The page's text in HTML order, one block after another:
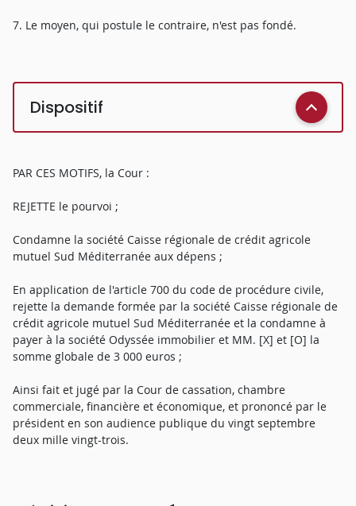
7. Le moyen, qui postule le contraire, n'est pas fondé.
Dispositif
PAR CES MOTIFS, la Cour :
REJETTE le pourvoi ;
Condamne la société Caisse régionale de crédit agricole
mutuel Sud Méditerranée aux dépens ;
En application de l'article 700 du code de procédure civile,
rejette la demande formée par la société Caisse régionale de
crédit agricole mutuel Sud Méditerranée et la condamne à
payer à la société Odyssée immobilier et MM. [X] et [O] la
somme globale de 3 000 euros ;
Ainsi fait et jugé par la Cour de cassation, chambre
commerciale, financière et économique, et prononcé par le
président en son audience publique du vingt septembre
deux mille vingt-trois.